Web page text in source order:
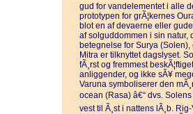
gud for vandelementet i alle
prototypen for grÃ¦kernes
blot en af devaerne eller
af solguddommen i sin natur,
betegnelse for Surya (Solen),
Mitra er tilknyttet dagslyset.
fÃ¸rst og fremmest
anliggender, og ikke sÃ¥
Varuna symboliserer den
ocean (Rasa) â€“ dvs. Solens
vest til Ã¸st i nattens lÃ¸b.